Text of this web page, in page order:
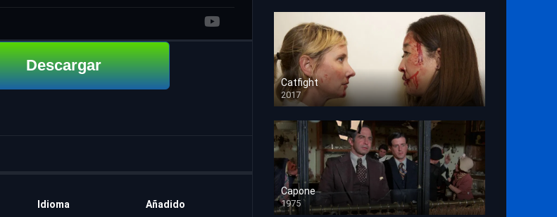
Descargar
Idioma Añadido
Catfight
2017
HD 720p
Capone
1975
HD 1080p